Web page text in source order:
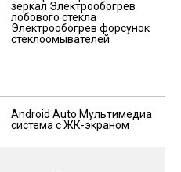
стеклоомывателей
система с ЖК-экраном